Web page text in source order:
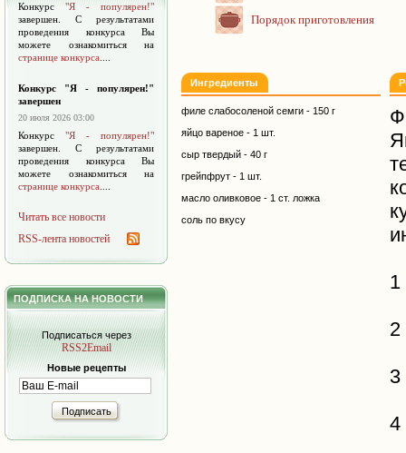
Конкурс "Я - популярен!"
завершен. С результатами
проведения конкурса Вы
можете ознакомиться на
странице конкурса
Конкурс "Я - популярен!"
завершен
20 июля 2026 03:00
Конкурс "Я - популярен!"
завершен. С результатами
проведения конкурса Вы
можете ознакомиться на
странице конкурса
Читать все новости
RSS-лента новостей
ПОДПИСКА НА НОВОСТИ
Подписаться через
RSS2Email
Новые рецепты
Подписать
Порядок приготовления
Ингредиенты
филе слабосоленой семги - 150 г
яйцо вареное - 1 шт.
сыр твердый - 40 г
грейпфрут - 1 шт.
масло оливковое - 1 ст. ложка
соль по вкусу
1
2
3
4